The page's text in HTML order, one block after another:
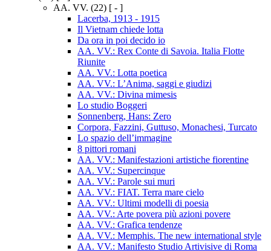
AA. VV. (22) [ - ]
Lacerba, 1913 - 1915
Il Vietnam chiede lotta
Da ora in poi decido io
AA. VV.: Rex Conte di Savoia. Italia Flotte
Riunite
AA. VV.: Lotta poetica
AA. VV.: L’Anima, saggi e giudizi
AA. VV.: Divina mimesis
Lo studio Boggeri
Sonnenberg, Hans: Zero
Corpora, Fazzini, Guttuso, Monachesi, Turcato
Lo spazio dell’immagine
8 pittori romani
AA. VV.: Manifestazioni artistiche fiorentine
AA. VV.: Supercinque
AA. VV.: Parole sui muri
AA. VV.: FIAT. Terra mare cielo
AA. VV.: Ultimi modelli di poesia
AA. VV.: Arte povera più azioni povere
AA. VV.: Grafica tendenze
AA. VV.: Memphis. The new international style
AA. VV.: Manifesto Studio Artivisive di Roma